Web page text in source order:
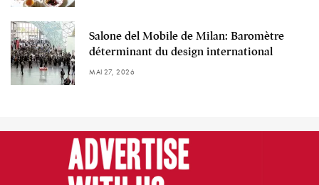
Salone del Mobile de Milan: Baromètre
déterminant du design international
MAI 27, 2026